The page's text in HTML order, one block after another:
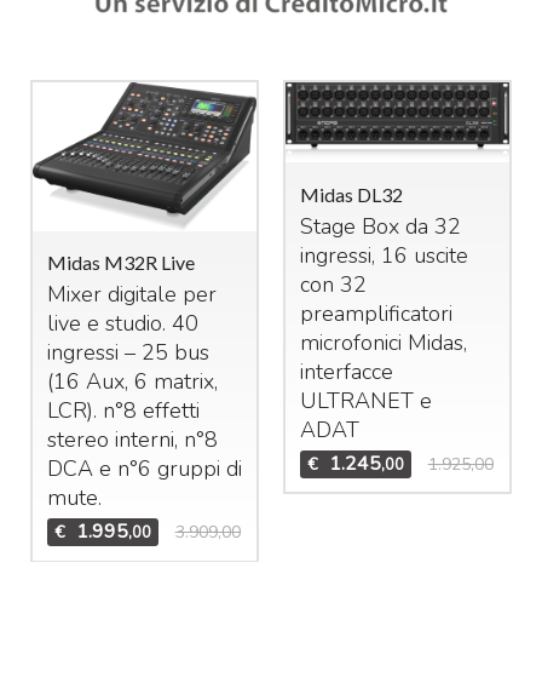
Midas M32R Live
Mixer digitale per
live e studio. 40
ingressi – 25 bus
(16 Aux, 6 matrix,
LCR). n°8 effetti
stereo interni, n°8
DCAe n°6 gruppi di
mute.
€ 1.995,00 3.909,00
Midas DL32
Stage Box da 32
ingressi, 16 uscite
con 32
preamplificatori
microfonici Midas,
interfacce
ULTRANETe
ADAT
€ 1.245,00 1.925,00